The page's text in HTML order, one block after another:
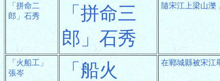
「拼命二
郎」石秀
「拼命三
郎」石秀
隨宋江上梁山濼
「火船工」
張岑
「船火
在鄆城縣被宋江